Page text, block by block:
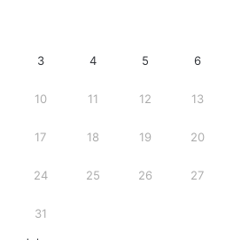
3 4 5 6
10 11 12 13
17 18 19 20
24 25 26 27
31